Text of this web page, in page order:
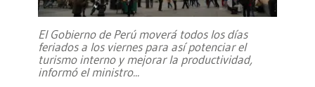
El Gobierno de Perú moverá todos los días
feriados a los viernes para así potenciar el
turismo interno y mejorar la productividad,
informó el ministro...